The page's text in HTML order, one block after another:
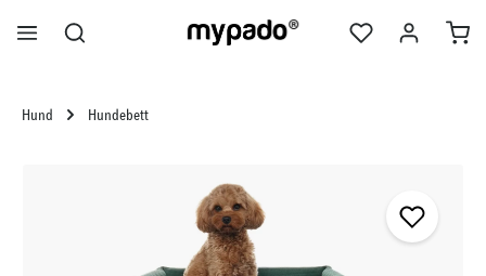
springen
Hund Hundebett